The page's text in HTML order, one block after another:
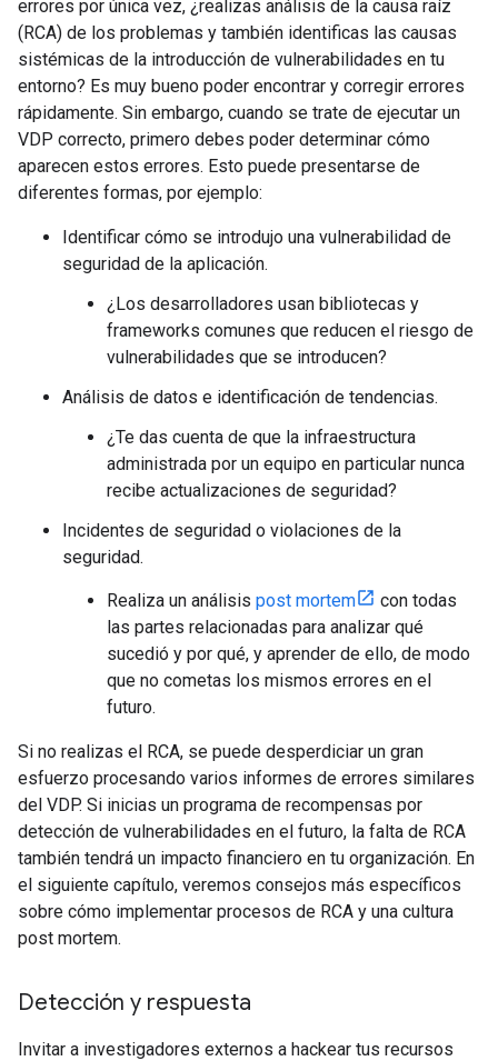
errores por única vez, ¿realizas análisis de la causa raíz
(RCA) de los problemas y también identificas las causas
sistémicas de la introducción de vulnerabilidades en tu
entorno? Es muy bueno poder encontrar y corregir errores
rápidamente. Sin embargo, cuando se trate de ejecutar un
VDP correcto, primero debes poder determinar cómo
aparecen estos errores. Esto puede presentarse de
diferentes formas, por ejemplo:
Identificar cómo se introdujo una vulnerabilidad de
seguridad de la aplicación.
¿Los desarrolladores usan bibliotecas y
frameworks comunes que reducen el riesgo de
vulnerabilidades que se introducen?
Análisis de datos e identificación de tendencias.
¿Te das cuenta de que la infraestructura
administrada por un equipo en particular nunca
recibe actualizaciones de seguridad?
Incidentes de seguridad o violaciones de la
seguridad.
Realiza un análisis post mortem
con todas
las partes relacionadas para analizar qué
sucedió y por qué, y aprender de ello, de modo
que no cometas los mismos errores en el
futuro.
Si no realizas el RCA, se puede desperdiciar un gran
esfuerzo procesando varios informes de errores similares
del VDP. Si inicias un programa de recompensas por
detección de vulnerabilidades en el futuro, la falta de RCA
también tendrá un impacto financiero en tu organización. En
el siguiente capítulo, veremos consejos más específicos
sobre cómo implementar procesos de RCA y una cultura
post mortem.
Detección y respuesta
Invitar a investigadores externos a hackear tus recursos